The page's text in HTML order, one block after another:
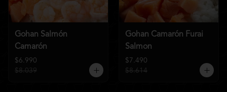
Gohan Salmón
Camarón
$6.990
$8.039
Gohan Camarón Furai
Salmon
$7.490
$8.614